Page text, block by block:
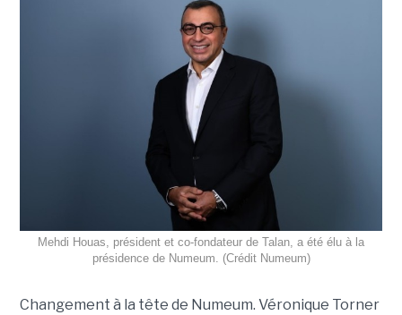
Mehdi Houas, président et co-fondateur de Talan, a été élu à la
présidence de Numeum. (Crédit Numeum)
Changement à la tête de Numeum. Véronique Torner